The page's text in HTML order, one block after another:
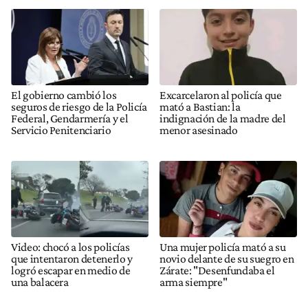
El gobierno cambió los
seguros de riesgo de la Policía
Federal, Gendarmería y el
Servicio Penitenciario
Excarcelaron al policía que
mató a Bastian: la
indignación de la madre del
menor asesinado
Video: chocó a los policías
que intentaron detenerlo y
logró escapar en medio de
una balacera
Una mujer policía mató a su
novio delante de su suegro en
Zárate: "Desenfundaba el
arma siempre"